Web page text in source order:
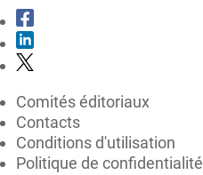
Comités éditoriaux
Contacts
Conditions d'utilisation
Politique de confidentialité